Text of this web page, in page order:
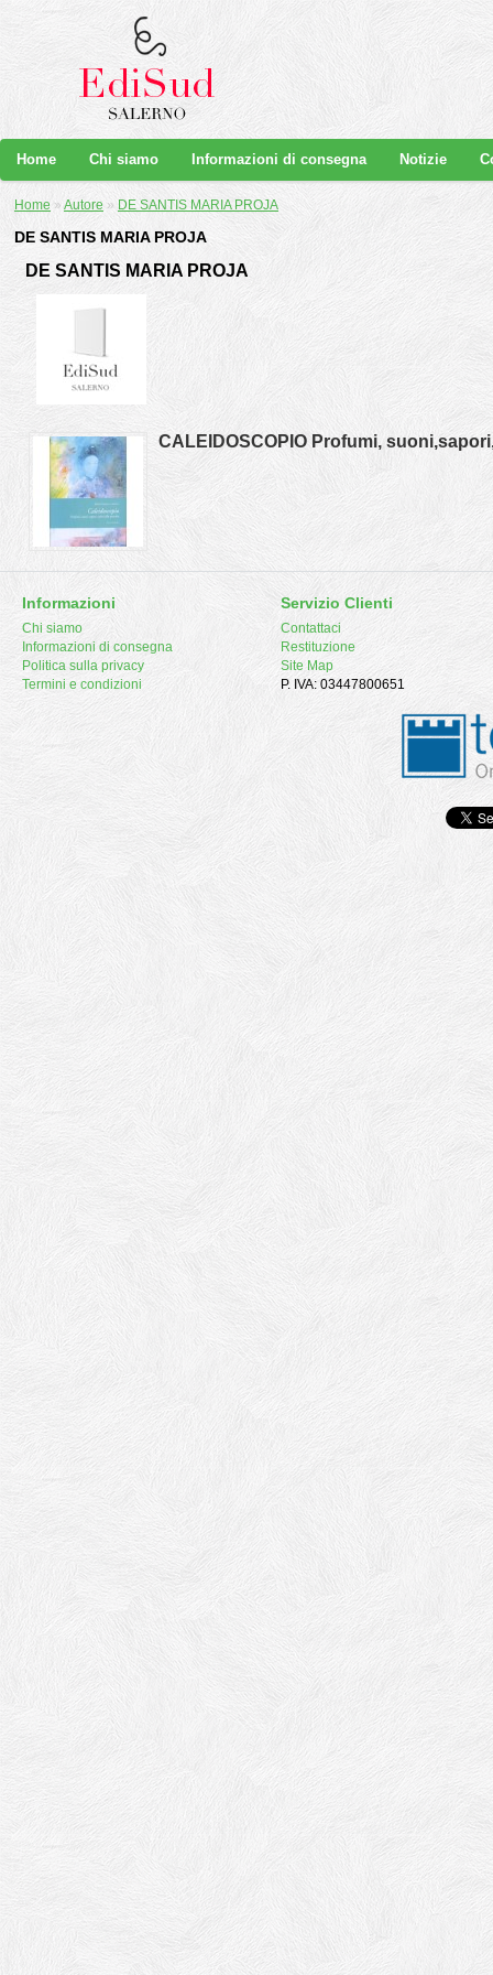
Home Chi siamo Informazioni di consegna Notizie
Home » Autore » DE SANTIS MARIA PROJA
DE SANTIS MARIA PROJA
DE SANTIS MARIA PROJA
CALEIDOSCOPIO Profumi,
Informazioni
Chi siamo
Informazioni di consegna
Politica sulla privacy
Termini e condizioni
Servizio Clienti
Contattaci
Restituzione
Site Map
P. IVA: 03447800651